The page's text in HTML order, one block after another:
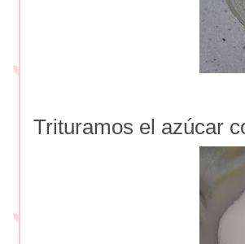
Trituramos el azúcar